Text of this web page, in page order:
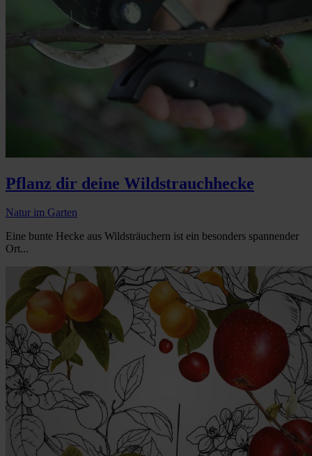
Pflanz dir deine Wildstrauchhecke
Natur im Garten
Eine bunte Hecke aus Wildsträuchern ist ein besonders spannender
Ort...